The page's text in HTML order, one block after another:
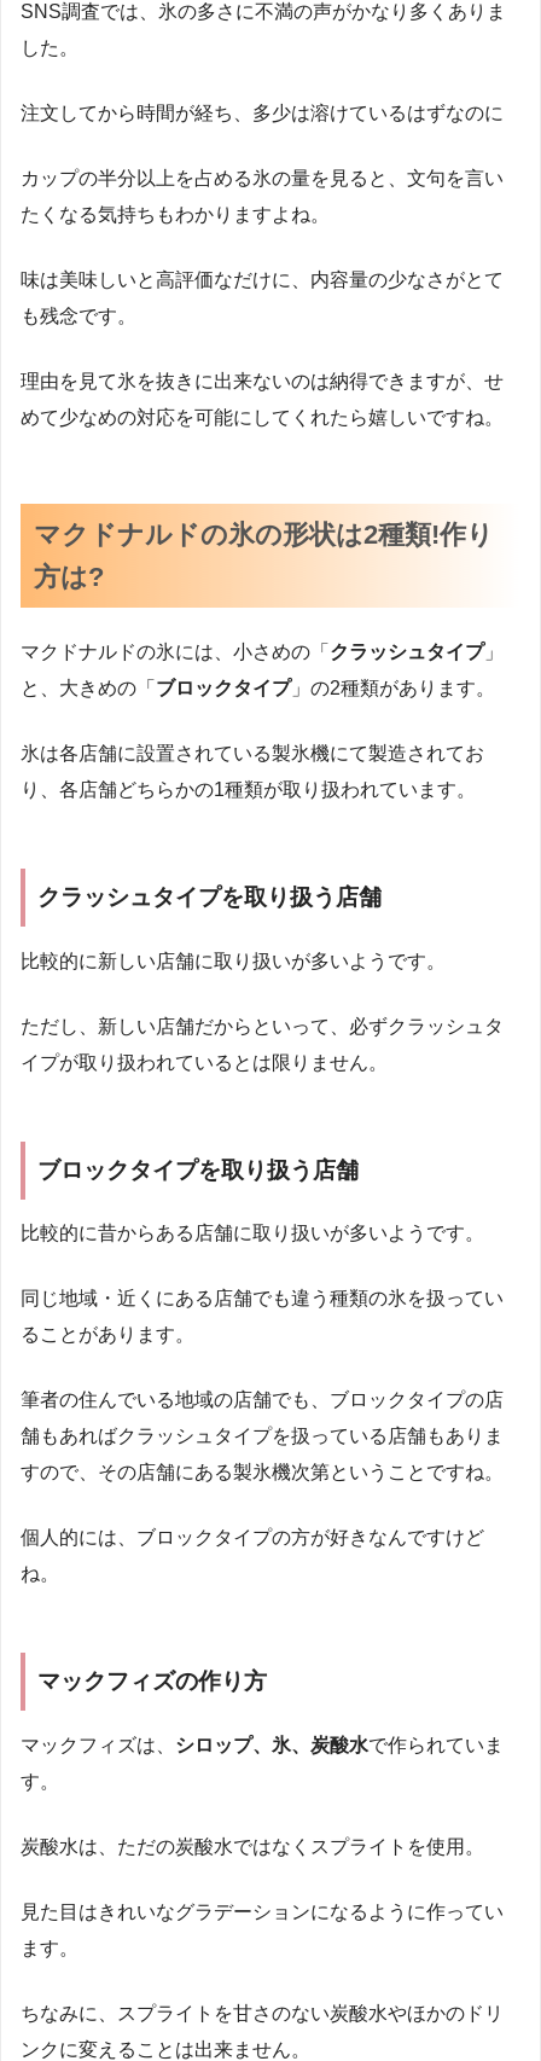
SNS調査では、氷の多さに不満の声がかなり多くありま
した。
注文してから時間が経ち、多少は溶けているはずなのに
カップの半分以上を占める氷の量を見ると、文句を言い
たくなる気持ちもわかりますよね。
味は美味しいと高評価なだけに、内容量の少なさがとて
も残念です。
理由を見て氷を抜きに出来ないのは納得できますが、せ
めて少なめの対応を可能にしてくれたら嬉しいですね。
マクドナルドの氷の形状は2種類!作り
方は?
マクドナルドの氷には、小さめの「 クラッシュタイプ」
と、大きめの「 ブロックタイプ」の2種類があります。
氷は各店舗に設置されている製氷機にて製造されてお
り、各店舗どちらかの1種類が取り扱われています。
クラッシュタイプを取り扱う店舗
比較的に新しい店舗に取り扱いが多いようです。
ただし、新しい店舗だからといって、必ずクラッシュタ
イプが取り扱われているとは限りません。
ブロックタイプを取り扱う店舗
比較的に昔からある店舗に取り扱いが多いようです。
同じ地域・近くにある店舗でも違う種類の氷を扱ってい
ることがあります。
筆者の住んでいる地域の店舗でも、ブロックタイプの店
舗もあればクラッシュタイプを扱っている店舗もありま
すので、その店舗にある製氷機次第ということですね。
個人的には、ブロックタイプの方が好きなんですけど
ね。
マックフィズの作り方
マックフィズは、 シロップ、氷、炭酸水で作られていま
す。
炭酸水は、ただの炭酸水ではなくスプライトを使用。
見た目はきれいなグラデーションになるように作ってい
ます。
ちなみに、スプライトを甘さのない炭酸水やほかのドリ
ンクに変えることは出来ません。